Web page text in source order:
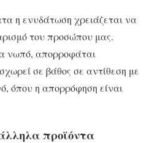
η ενυδάτωση χρειάζεται να
του προσώπου μας.
νωπό, απορροφάται
σε βάθος σε αντίθεση με
όπου η απορρόφηση είναι
προϊόντα